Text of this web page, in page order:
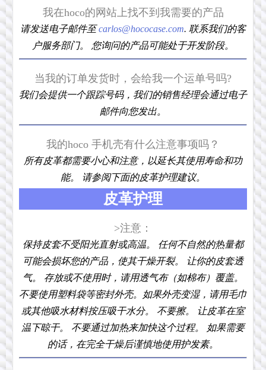
我在hoco的网站上找不到我需要的产品
请发送电子邮件至carlos@hococase.com. 联系我们的客
户服务部门。 您询问的产品可能处于开发阶段。
当我的订单发货时，会给我一个运单号吗?
我们会提供一个跟踪号码，我们的销售经理会通过电子
邮件向您发出。
我的hoco 手机壳有什么注意事项吗？
所有皮革都需要小心和注意，以延长其使用寿命和功
能。 请参阅下面的皮革护理建议。
皮革护理
>注意：
保持皮套不受阳光直射或高温。 任何不自然的热量都
可能会损坏您的产品，使其干燥开裂。 让你的皮套透
气。 存放或不使用时，请用透气布（如棉布）覆盖。
不要使用塑料袋等密封外壳。如果外壳变湿，请用毛巾
或其他吸水材料按压吸干水分。 不要擦。 让皮革在室
温下晾干。 不要通过加热来加快这个过程。 如果需要
的话，在完全干燥后谨慎地使用护发素。